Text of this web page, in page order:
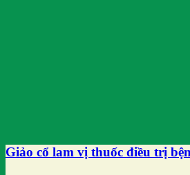
Giảo cổ lam vị thuốc điều trị